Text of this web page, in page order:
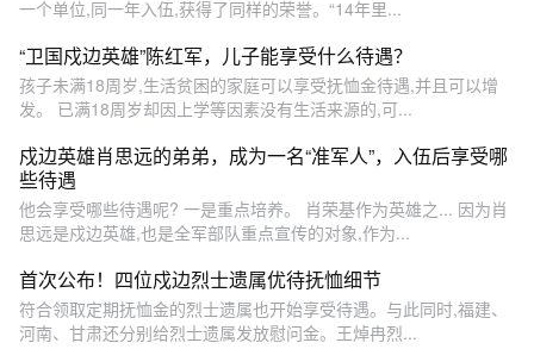
一个单位,同一年入伍,获得了同样的荣誉。“14年里...
“卫国戍边英雄”陈红军，儿子能享受什么待遇？
孩子未满18周岁,生活贫困的家庭可以享受抚恤金待遇,并且可以增
发。 已满18周岁却因上学等因素没有生活来源的,可...
戍边英雄肖思远的弟弟，成为一名“准军人”，入伍后享受哪
些待遇
他会享受哪些待遇呢? 一是重点培养。 肖荣基作为英雄之... 因为肖
思远是戍边英雄,也是全军部队重点宣传的对象,作为...
首次公布！四位戍边烈士遗属优待抚恤细节
符合领取定期抚恤金的烈士遗属也开始享受待遇。与此同时,福建、
河南、甘肃还分别给烈士遗属发放慰问金。王焯冉烈...